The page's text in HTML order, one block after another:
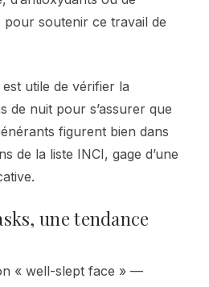
pour soutenir ce travail de
est utile de vérifier la
de nuit pour s’assurer que
figurent bien dans
de la liste INCI, gage d’une
une tendance
« well-slept face » —